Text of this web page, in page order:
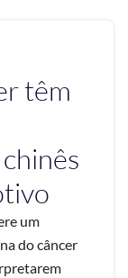
têm
um
do câncer